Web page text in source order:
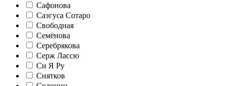
Сафонова
Саэгуса Сотаро
Свободная
Семёнова
Серебрякова
Серж Лассю
Си Я Ру
Снятков